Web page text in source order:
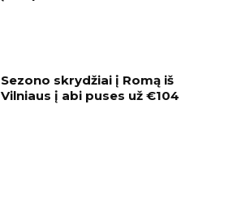
Sezono skrydžiai į Romą iš
Vilniaus į abi puses už €104